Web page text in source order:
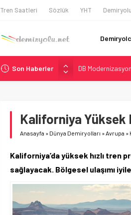
Tren Saatleri Sözlük YHT
Son Haberler
DB
GB Railfreight
Malezya
Ukrayna’da
Kaliforniya Yüksek
Anasayfa » Dünya Demiryolları »Avrupa »
Kaliforniya’da yüksek hızlı tren
sağlayacak. Bölgesel ulaşımı